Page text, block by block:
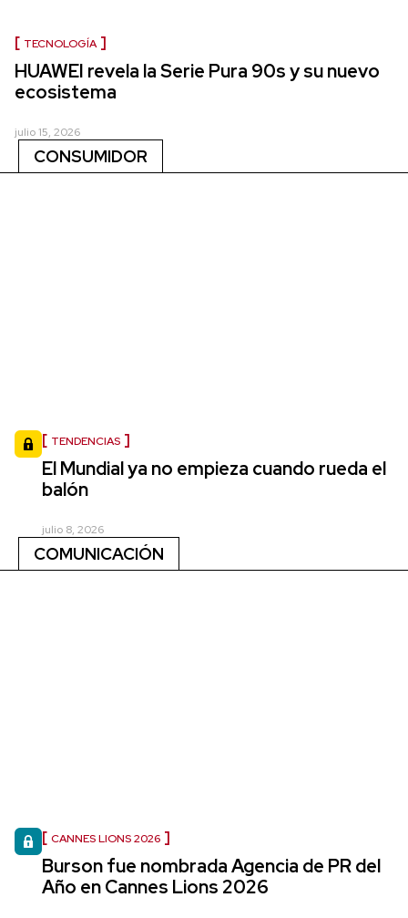
TECNOLOGÍA
HUAWEI revela la Serie Pura 90s y su nuevo
ecosistema
julio 15, 2026
CONSUMIDOR
TENDENCIAS
El Mundial ya no empieza cuando rueda el
balón
julio 8, 2026
COMUNICACIÓN
CANNES LIONS 2026
Burson fue nombrada Agencia de PR del
Año en Cannes Lions 2026